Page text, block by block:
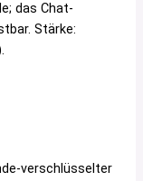
das Chat-
Stärke:
verschlüsselter